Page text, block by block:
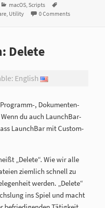
Kategorien
macOS ,Scripts
Utility 0 Comments
Delete
English
, Dokumenten-
du auch LaunchBar-
LaunchBar mit Custom-
„Delete“. Wie wir alle
ziemlich schnell zu
werden. „Delete“
ins Spiel und macht